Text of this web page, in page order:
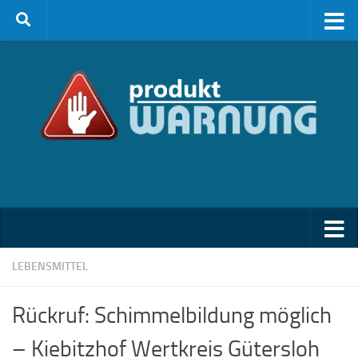
Zum Inhalt springen
LEBENSMITTEL
Rückruf: Schimmelbildung möglich
– Kiebitzhof Wertkreis Gütersloh